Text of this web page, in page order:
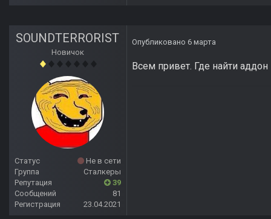
SOUNDTERRORIST
Новичок
Статус
Не в сети
Группа
Сталкеры
Репутация
39
Сообщений
81
Регистрация
23.04.2021
Опубликовано 6 марта
Всем привет. Где найти